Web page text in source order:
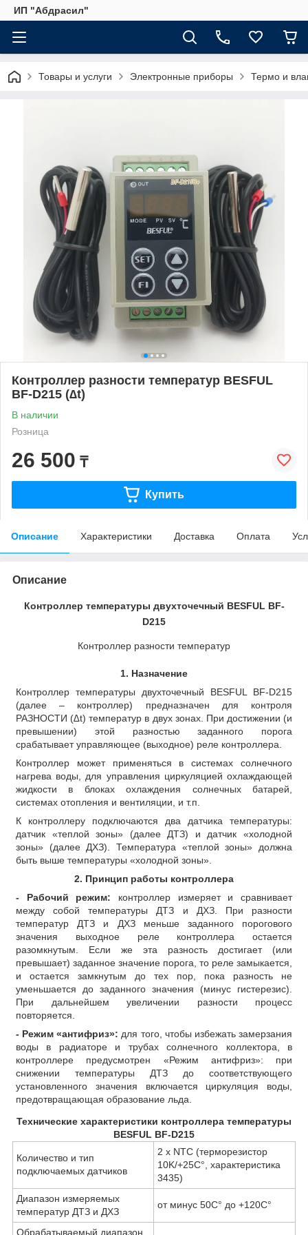
ИП "Абдрасил"
Товары и услуги Электронные приборы Термо и
Контроллер разности температур BESFUL
BF-D215 (∆t)
В наличии
Розница
26 500 ₸
Купить
Описание Характеристики Доставка Оплата
Описание
Контроллер температуры двухточечный BESFUL BF-
D215
Контроллер разности температур
1. Назначение
Контроллер температуры двухточечный BESFUL BF-D215
(далее – контроллер) предназначен для контроля
РАЗНОСТИ (∆t) температур в двух зонах. При достижении (и
превышении) этой разностью заданного порога
срабатывает управляющее (выходное) реле контроллера.
Контроллер может применяться в системах солнечного
нагрева воды, для управления циркуляцией охлаждающей
жидкости в блоках охлаждения солнечных батарей,
системах отопления и вентиляции, и т.п.
К контроллеру подключаются два датчика температуры:
датчик «теплой зоны» (далее ДТЗ) и датчик «холодной
зоны» (далее ДХЗ). Температура «теплой зоны» должна
быть выше температуры «холодной зоны».
2. Принцип работы контроллера
- Рабочий режим: контроллер измеряет и сравнивает
между собой температуры ДТЗ и ДХЗ. При разности
температур ДТЗ и ДХЗ меньше заданного порогового
значения выходное реле контроллера остается
разомкнутым. Если же эта разность достигает (или
превышает) заданное значение порога, то реле замыкается,
и остается замкнутым до тех пор, пока разность не
уменьшается до заданного значения (минус гистерезис).
При дальнейшем увеличении разности процесс
повторяется.
- Режим «антифриз»:для того, чтобы избежать замерзания
воды в радиаторе и трубах солнечного коллектора, в
контроллере предусмотрен «Режим антифриз»: при
снижении температуры ДТЗ до соответствующего
установленного значения включается циркуляция воды,
предотвращающая образование льда.
Технические характеристики контроллера температуры
BESFUL BF-D215
Количество и тип
подключаемых датчиков
2 х NTC (терморезистор
10K/+25С°, характеристика
3435)
Диапазон измеряемых
температур ДТЗ и ДХЗ
от минус 50С° до +120С°
Обрабатываемый диапазон